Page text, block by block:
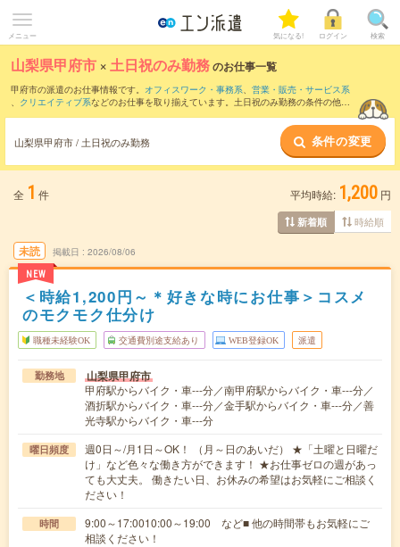
メニュー 気になる! ログイン 検索
山梨県甲府市 ×土日祝のみ勤務のお仕事一覧
甲府市の派遣のお仕事情報です。 オフィスワーク・事務系、 営業・販売・サービス系
、 クリエイティブ系などのお仕事を取り揃えています。土日祝のみ勤務の条件の他
山梨県甲府市 / 土日祝のみ勤務 条件の変更
全 1 件 平均時給: 1,200 円
新着順 時給順
未読
NEW
掲載日 2026/08/06
＜時給1,200円～＊好きな時にお仕事＞コスメ
のモクモク仕分け
職種未経験OK 交通費別途支給あり WEB登録OK 派遣
勤務地 山梨県甲府市
甲府駅からバイク・車---分／南甲府駅からバイク・車---分／
酒折駅からバイク・車---分／金手駅からバイク・車---分／善
光寺駅からバイク・車---分
曜日頻度
週0日～/月1日～OK！ （月～日のあいだ） ★「土曜と日曜だ
け」など色々な働き方ができます！ ★お仕事ゼロの週があっ
ても大丈夫。 働きたい日、お休みの希望はお気軽にご相談く
ださい！
時間
9:00～17:0010:00～19:00 など■ 他の時間帯もお気軽にご
相談ください！